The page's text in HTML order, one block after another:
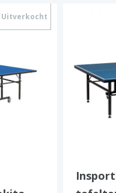
Uitverkocht